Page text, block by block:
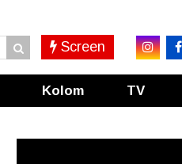
Screen
Kolom TV